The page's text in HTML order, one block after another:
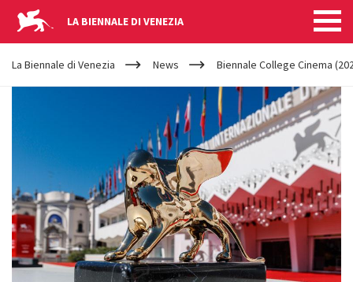
LA BIENNALE DI VENEZIA
YOUR
ARE
HERE
La Biennale di Venezia News Biennale College Cinema